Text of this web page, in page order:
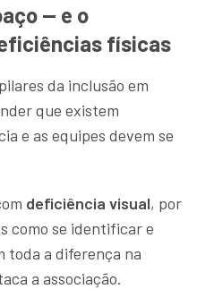
— e o
físicas
da inclusão em
que existem
e as equipes devem se
deficiência visual, por
como se identificar e
toda a diferença na
a associação.